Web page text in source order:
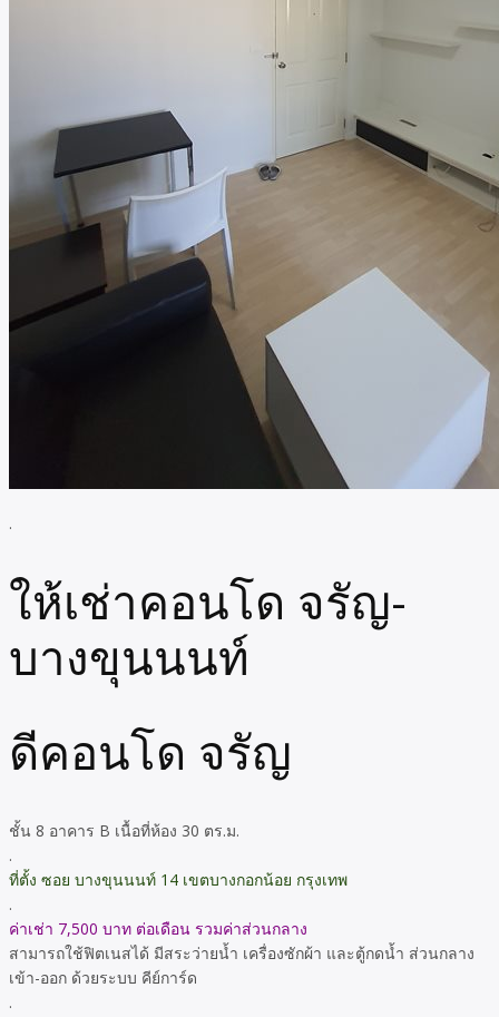
.
ให้เช่าคอนโด จรัญ-
บางขุนนนท์
ดีคอนโด จรัญ
ชั้น 8 อาคาร B เนื้อที่ห้อง 30 ตร.ม.
.
ที่ตั้ง ซอย บางขุนนนท์ 14 เขตบางกอกน้อย กรุงเทพ
.
ค่าเช่า 7,500 บาท ต่อเดือน รวมค่าส่วนกลาง
สามารถใช้ฟิตเนสได้ มีสระว่ายน้ำ เครื่องซักผ้า และตู้กดน้ำ ส่วนกลาง
เข้า-ออก ด้วยระบบ คีย์การ์ด
.